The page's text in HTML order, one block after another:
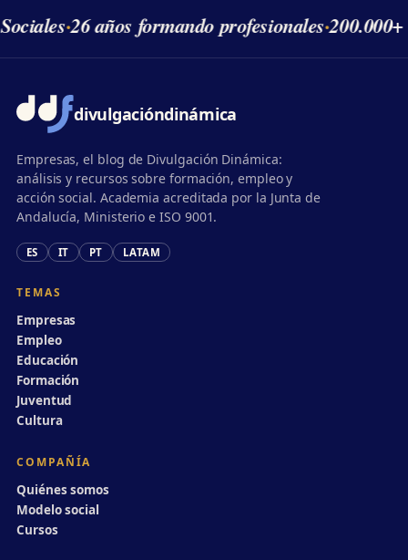
·26 años formando profesionales·200.000+
divulgacióndinámica
Empresas, el blog de Divulgación Dinámica:
análisis y recursos sobre formación, empleo y
acción social. Academia acreditada por la Junta de
Andalucía, Ministerio e ISO 9001.
ES IT PT LATAM
TEMAS
Empresas
Empleo
Educación
Formación
Juventud
Cultura
COMPAÑÍA
Quiénes somos
Modelo social
Cursos